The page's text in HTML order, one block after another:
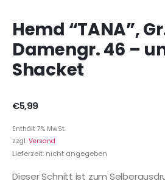
Hemd “TANA”,
Damengr. 46 –
Shacket
€5,99
Enthält 7% MwSt.
zzgl. Versand
Lieferzeit: nicht angegeben
Dieser Schnitt ist zum